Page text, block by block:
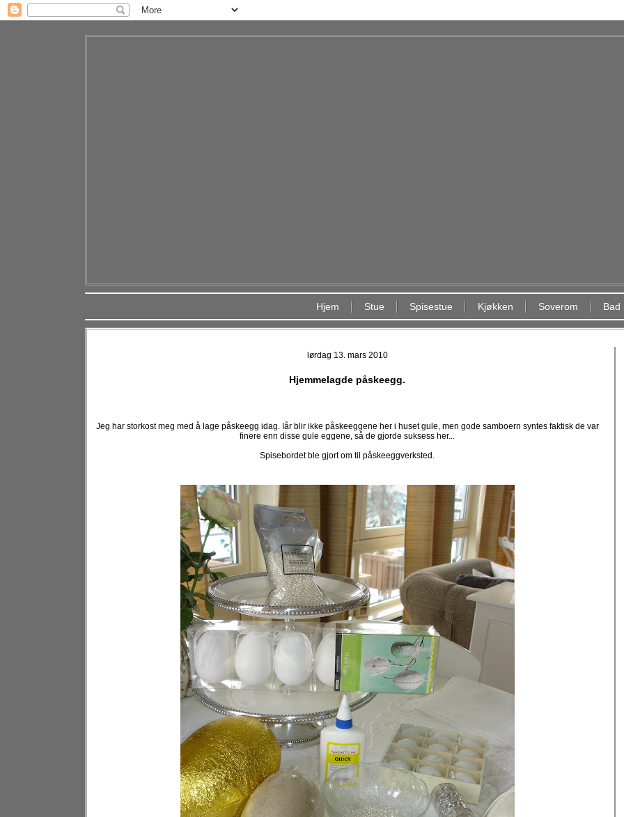
Hjem Stue Spisestue Kjøkken Soverom Bad
lørdag 13. mars 2010
Hjemmelagde påskeegg.
Jeg har storkost meg med å lage påskeegg idag. Iår blir ikke påskeeggene her i huset gule, men gode samboern syntes faktisk de var
finere enn disse gule eggene, så de gjorde suksess her...
Spisebordet ble gjort om til påskeeggverksted.